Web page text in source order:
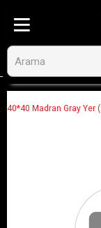
40*40 Madran Gray Yer